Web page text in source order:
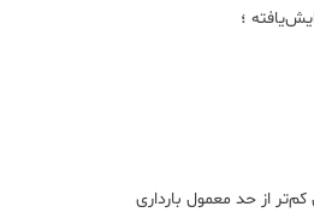
؛
از حد معمول بارداری